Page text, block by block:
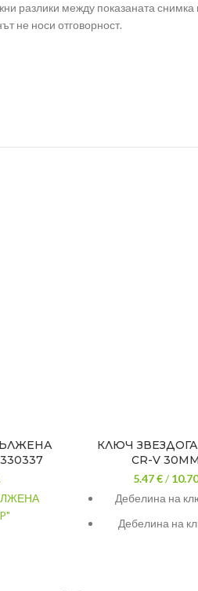
разлики между показаната
не носи отговорност.
КЛЮЧ
CR-V
5.47 €/
Дебелина на
Дебелина на